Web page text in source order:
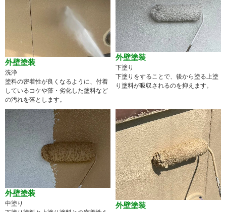
外壁塗装
洗浄
塗料の密着性が良くなるように、付着
しているコケや藻・劣化した塗料など
の汚れを落とします。
外壁塗装
下塗り
下塗りをすることで、後から塗る上塗
り塗料が吸収されるのを抑えます。
外壁塗装
中塗り
外壁塗装